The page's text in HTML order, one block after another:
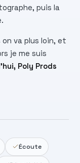
puis la
va plus loin, et
je me suis
Poly Prods
Écoute